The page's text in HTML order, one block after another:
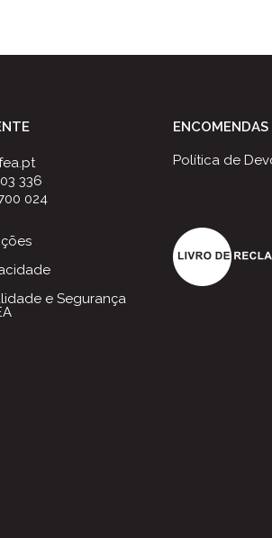
336
024
e Segurança
ENCOMENDAS
Política de